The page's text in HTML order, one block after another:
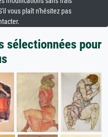
vous plaît n'hésitez pas
pour